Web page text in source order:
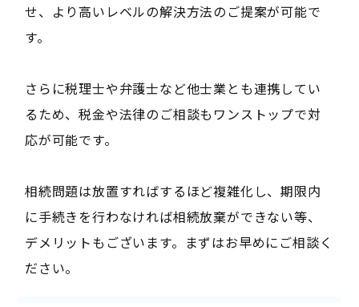
せ、より高いレベルの解決方法のご提案が可能で
す。
さらに税理士や弁護士など他士業とも連携してい
るため、税金や法律のご相談もワンストップで対
応が可能です。
相続問題は放置すればするほど複雑化し、期限内
に手続きを行わなければ相続放棄ができない等、
デメリットもございます。まずはお早めにご相談く
ださい。